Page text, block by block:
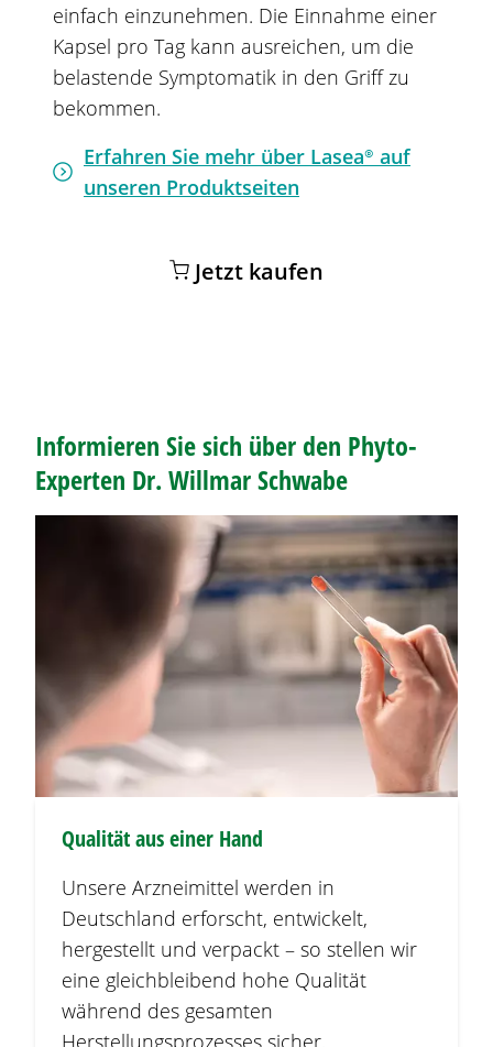
einfach einzunehmen. Die Einnahme einer
Kapsel pro Tag kann ausreichen, um die
belastende Symptomatik in den Griff zu
bekommen.
Erfahren Sie mehr über Lasea® auf
unseren Produktseiten
Jetzt kaufen
Informieren Sie sich über den Phyto-
Experten Dr. Willmar Schwabe
Qualität aus einer Hand
Unsere Arzneimittel werden in
Deutschland erforscht, entwickelt,
hergestellt und verpackt – so stellen wir
eine gleichbleibend hohe Qualität
während des gesamten
Herstellungsprozesses sicher.